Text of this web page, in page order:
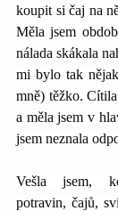
koupit si čaj na
Měla jsem
nálada skákala
mi bylo tak
mně) těžko. Cítila
a měla jsem v
jsem neznala
Vešla jsem,
potravin, čajů,